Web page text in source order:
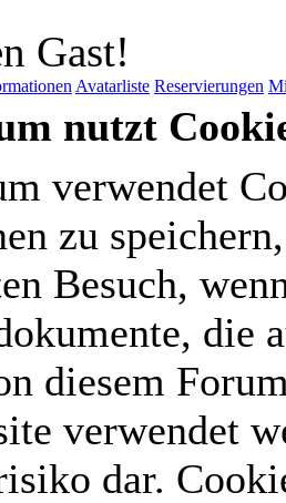
Gast!
Avatarliste Reservierungen
nutzt
verwendet
zu
Besuch,
die
diesem
verwendet
dar.